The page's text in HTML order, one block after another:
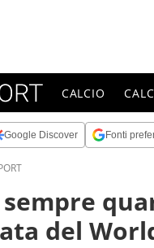
CALCIO
Google Discover Fonti
del